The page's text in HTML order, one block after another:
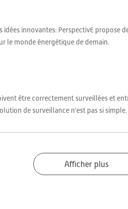
innovantes: PerspectivE propose
le monde énergétique de demain.
être correctement surveillées et
de surveillance n'est pas si
Afficher plus